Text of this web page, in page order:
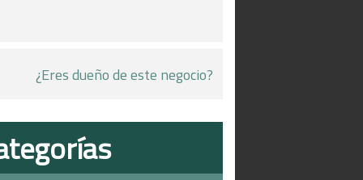
¿Eres dueño de este negocio?